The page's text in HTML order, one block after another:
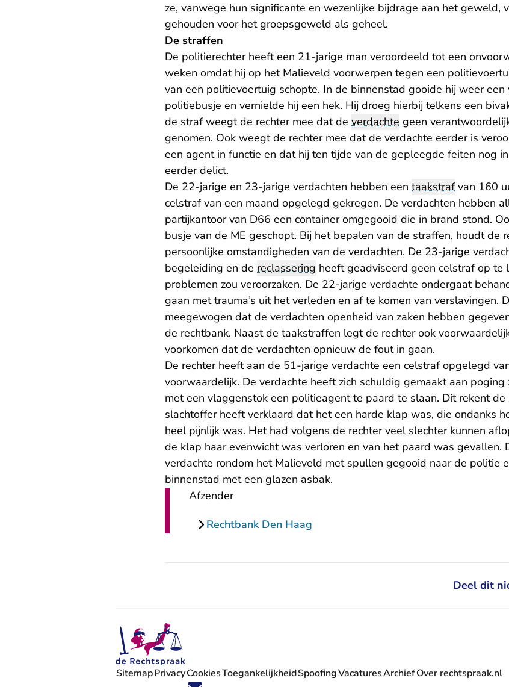
ze, vanwege hun significante en wezenlijke bijdrage aan het geweld,
gehouden voor het groepsgeweld als geheel.
De straffen
De politierechter heeft een 21-jarige man veroordeeld tot een
weken omdat hij op het Malieveld voorwerpen tegen een
van een politievoertuig schopte. In de binnenstad gooide hij weer
politiebusje en vernielde hij een hek. Hij droeg hierbij telkens een
de straf weegt de rechter mee dat de verdachte geen
genomen. Ook weegt de rechter mee dat de verdachte eerder is
een agent in functie en dat hij ten tijde van de gepleegde feiten nog
eerder delict.
De 22-jarige en 23-jarige verdachten hebben een taakstrafvan 160
celstraf van een maand opgelegd gekregen. De verdachten hebben
partijkantoor van D66 een container omgegooid die in brand stond.
busje van de ME geschopt. Bij het bepalen van de straffen, houdt de
persoonlijke omstandigheden van de verdachten. De 23-jarige
begeleiding en de reclassering heeft geadviseerd geen celstraf op te
problemen zou veroorzaken. De 22-jarige verdachte ondergaat
gaan met trauma’s uit het verleden en af te komen van verslavingen.
meegewogen dat de verdachten openheid van zaken hebben
de rechtbank. Naast de taakstraffen legt de rechter ook
voorkomen dat de verdachten opnieuw de fout in gaan.
De rechter heeft aan de 51-jarige verdachte een celstraf opgelegd
voorwaardelijk. De verdachte heeft zich schuldig gemaakt aan
met een vlaggenstok een politieagent te paard te slaan. Dit rekent
slachtoffer heeft verklaard dat het een harde klap was, die ondanks
heel pijnlijk was. Het had volgens de rechter veel slechter kunnen
de klap haar evenwicht was verloren en van het paard was gevallen.
verdachte rondom het Malieveld met spullen gegooid naar de politie
binnenstad met een glazen asbak.
Afzender
Rechtbank Den Haag
Deel dit
SitemapPrivacyCookiesToegankelijkheidSpoofingVacatures
- U verlaat Rechtspraak.nl
ArchiefOver rechtspraak.nl